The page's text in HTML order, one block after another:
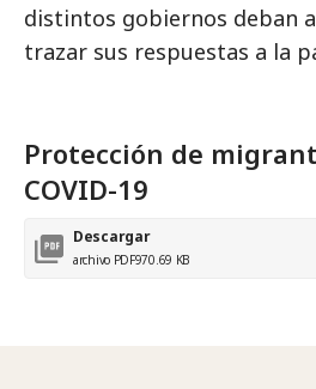
distintos gobiernos deban
trazar sus respuestas a la
Protección de
COVID-19
Descargar
archivo PDF970.69 KB